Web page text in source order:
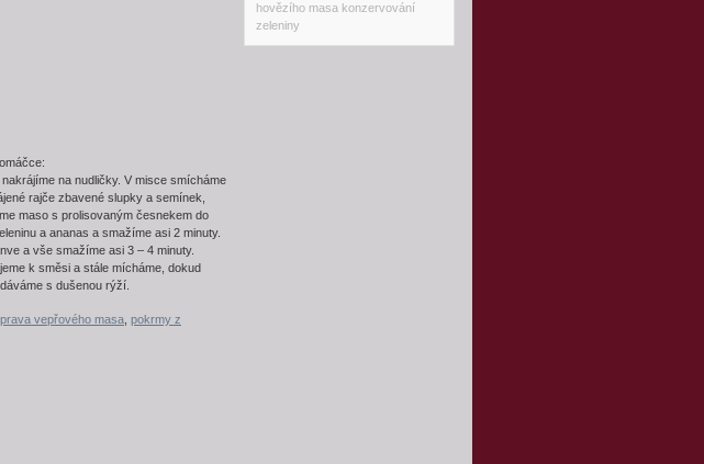
na nudličky. V misce smícháme
rajče zbavené slupky a semínek,
maso s prolisovaným česnekem do
a ananas a smažíme asi 2 minuty.
a vše smažíme asi 3 – 4 minuty.
k směsi a stále mícháme, dokud
s dušenou rýží.
vepřového masa pokrmy z
hovězího masa konzervování
zeleniny